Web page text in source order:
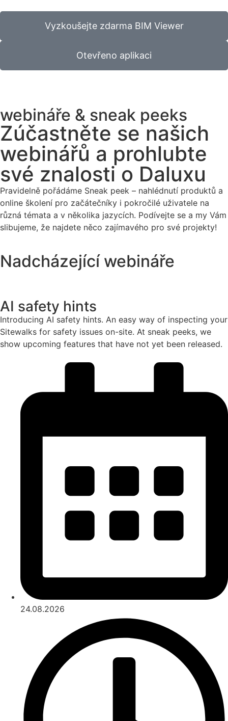
Vyzkoušejte zdarma BIM Viewer
Otevřeno aplikaci
webináře & sneak peeks
Zúčastněte se našich
webinářů a prohlubte
své znalosti o Daluxu
Pravidelně pořádáme Sneak peek – nahlédnutí produktů a
online školení pro začátečníky i pokročilé uživatele na
různá témata a v několika jazycích. Podívejte se a my Vám
slibujeme, že najdete něco zajímavého pro své projekty!
Nadcházející webináře
AI safety hints
Introducing AI safety hints. An easy way of inspecting your
Sitewalks for safety issues on-site. At sneak peeks, we
show upcoming features that have not yet been released.
24.08.2026